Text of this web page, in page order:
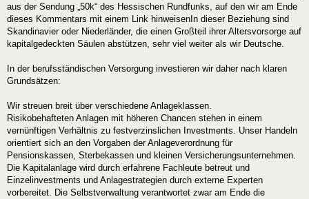
aus der Sendung „50k“ des Hessischen Rundfunks, auf den wir am Ende
dieses Kommentars mit einem Link hinweisenIn dieser Beziehung sind
Skandinavier oder Niederländer, die einen Großteil ihrer Altersvorsorge auf
kapitalgedeckten Säulen abstützen, sehr viel weiter als wir Deutsche.
In der berufsständischen Versorgung investieren wir daher nach klaren
Grundsätzen:
Wir streuen breit über verschiedene Anlageklassen.
Risikobehafteten Anlagen mit höheren Chancen stehen in einem
vernünftigen Verhältnis zu festverzinslichen Investments. Unser Handeln
orientiert sich an den Vorgaben der Anlageverordnung für
Pensionskassen, Sterbekassen und kleinen Versicherungsunternehmen.
Die Kapitalanlage wird durch erfahrene Fachleute betreut und
Einzelinvestments und Anlagestrategien durch externe Experten
vorbereitet. Die Selbstverwaltung verantwortet zwar am Ende die